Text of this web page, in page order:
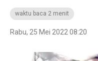
waktu baca 2 menit
Rabu, 25 Mei 2022 08:20